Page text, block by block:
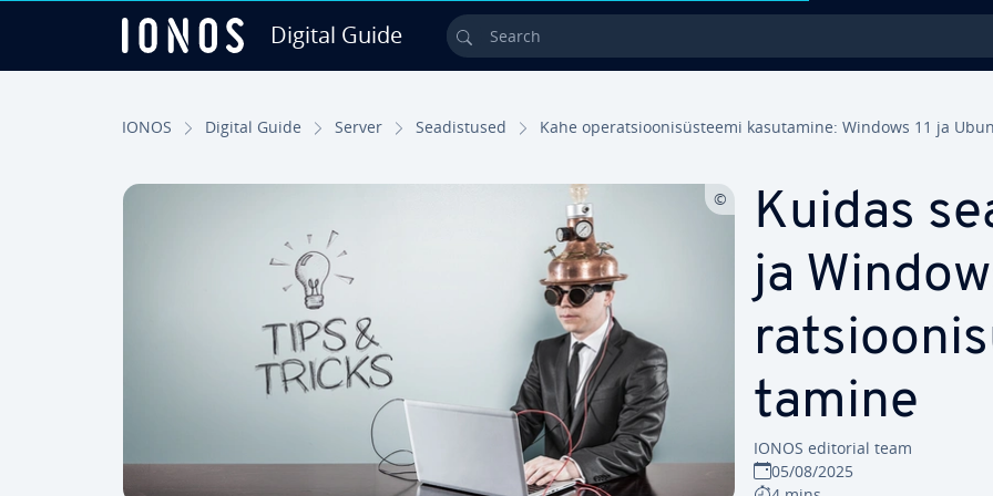
Digital Guide Search
IONOS Digital Guide Server Sea­dis­tused Kahe ope­rat­sioo­ni­süs­teemi ka­su­ta­mine: Windows 11 ja
Kuidas
ja
ta­mine
IONOS editorial team
05/08/2025